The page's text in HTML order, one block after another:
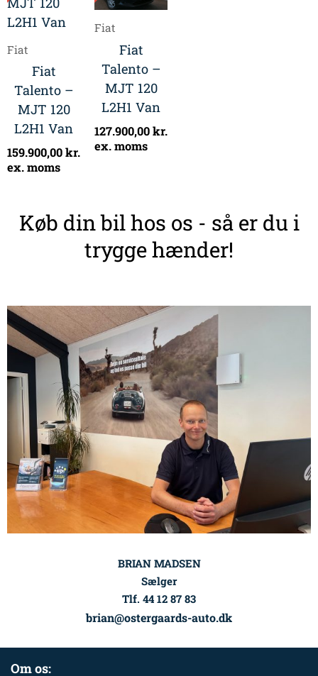
Fiat
Fiat
Talento –
MJT 120
L2H1 Van
159.900,00kr.
ex. moms
Fiat
Fiat
Talento –
MJT 120
L2H1 Van
127.900,00kr.
ex. moms
Køb din bil hos os - så er du i
trygge hænder!
BRIAN MADSEN
Sælger
Tlf. 44 12 87 83
brian@ostergaards-auto.dk
Om os: